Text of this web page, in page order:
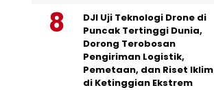
DJI Uji Teknologi Drone di
Puncak Tertinggi Dunia,
Dorong Terobosan
Pengiriman Logistik,
Pemetaan, dan Riset Iklim
di Ketinggian Ekstrem